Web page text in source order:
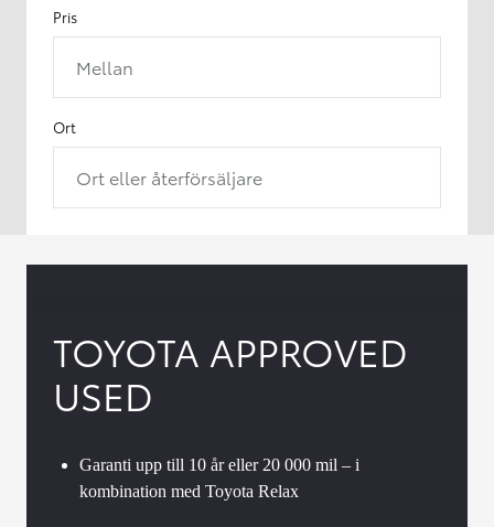
Pris
Mellan
Ort
Ort eller återförsäljare
TOYOTA APPROVED
USED
Garanti upp till 10 år eller 20 000 mil – i
kombination med Toyota Relax